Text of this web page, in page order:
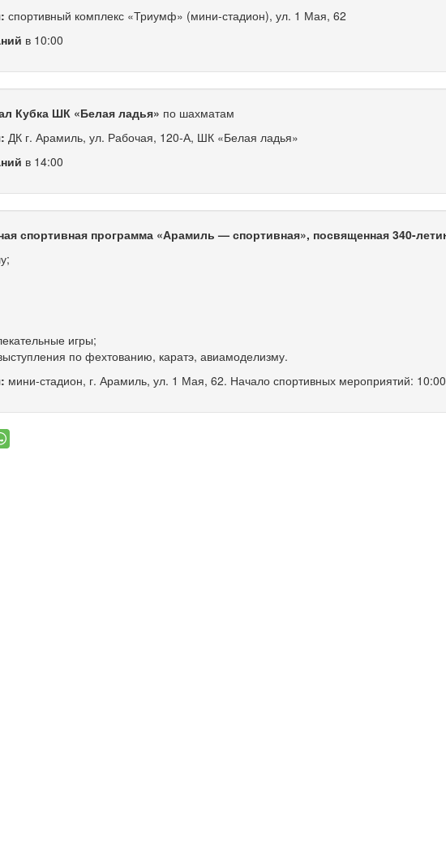
спортивный комплекс «Триумф» (мини-стадион), ул. 1 Мая, 62
в 10:00
Кубка ШК «Белая ладья» по шахматам
ДК г. Арамиль, ул. Рабочая, 120-А, ШК «Белая ладья»
в 14:00
спортивная программа «Арамиль — спортивная», посвященная340-
игры;
по фехтованию, каратэ, авиамоделизму.
мини-стадион, г. Арамиль, ул. 1 Мая, 62. Начало спортивных мероприятий: